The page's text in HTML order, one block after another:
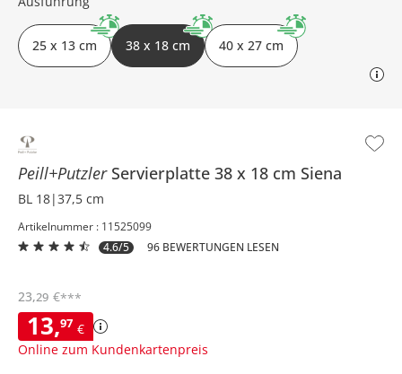
Peill+Putzler Servierplatte 38 x 18 cm Siena
BL 18|37,5 cm
Artikelnummer : 11525099
4.6/5
96 BEWERTUNGEN LESEN
13,97 €
Online zum Kundenkartenpreis
23,29 €***
25 x 13 cm 38 x 18 cm 40 x 27 cm